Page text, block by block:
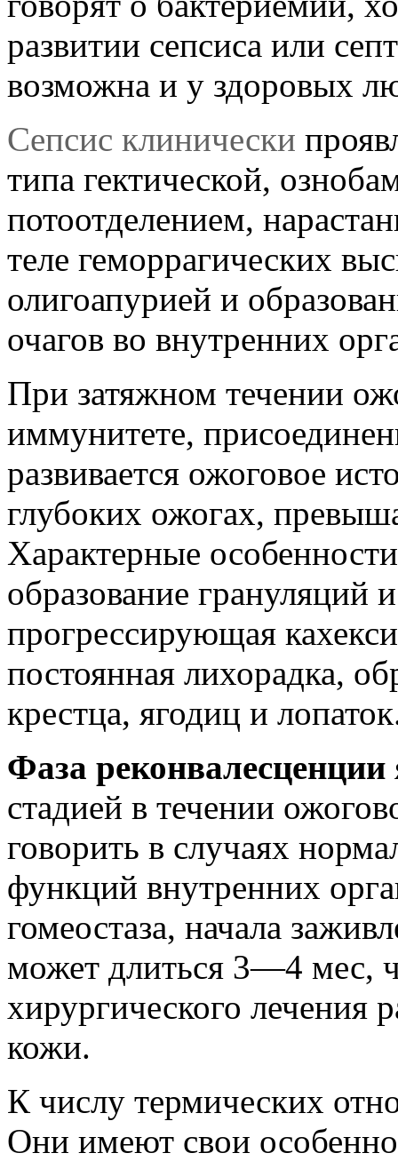
развитии сепсиса или
возможна и у здоровых
Сепсис клинически
типа гектической,
потоотделением,
теле геморрагических
олигоапурией и
очагов во внутренних
При затяжном течении
иммунитете,
развивается ожоговое
глубоких ожогах,
Характерные
образование грануляций
прогрессирующая
постоянная лихорадка,
крестца, ягодиц и
Фаза реконвалесценции
стадией в течении
говорить в случаях
функций внутренних
гомеостаза, начала
может длиться 3—4 мес,
хирургического лечения
кожи.
К числу термических
Они имеют свои